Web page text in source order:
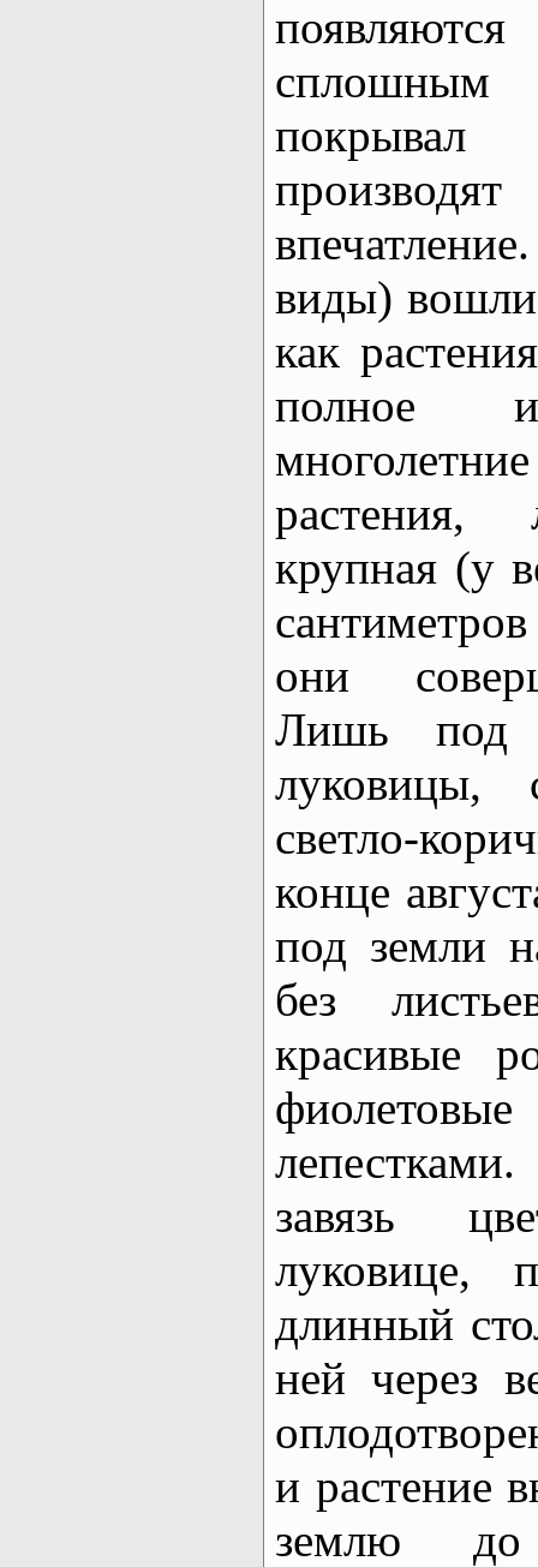
сплошным
виды)
как
полное
крупная (у
они
Лишь под
луковицы,
светло-
конце
под земли
без
красивые
завязь
луковице,
длинный
ней через
и растение
землю